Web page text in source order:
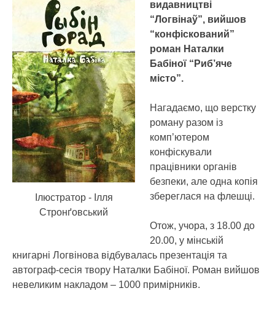
Ілюстратор - Ілля
Стронґовський
видавництві
“Логвінаỹ”, вийшов
“конфіскований”
роман Наталки
Бабіної “Риб’яче
місто”.
Нагадаємо, що верстку
роману разом із
комп’ютером
конфіскували
працівники органів
безпеки, але одна копія
збереглася на флешці.
Отож, учора, з 18.00 до
20.00, у мінській
книгарні Логвінова відбувалась презентація та
автограф-сесія твору Наталки Бабіної. Роман вийшов
невеликим накладом – 1000 примірників.